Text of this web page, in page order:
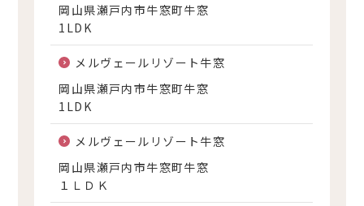
岡山県瀬戸内市牛窓町牛窓
1LDK
メルヴェールリゾート牛窓
岡山県瀬戸内市牛窓町牛窓
1LDK
メルヴェールリゾート牛窓
岡山県瀬戸内市牛窓町牛窓
１ＬＤＫ